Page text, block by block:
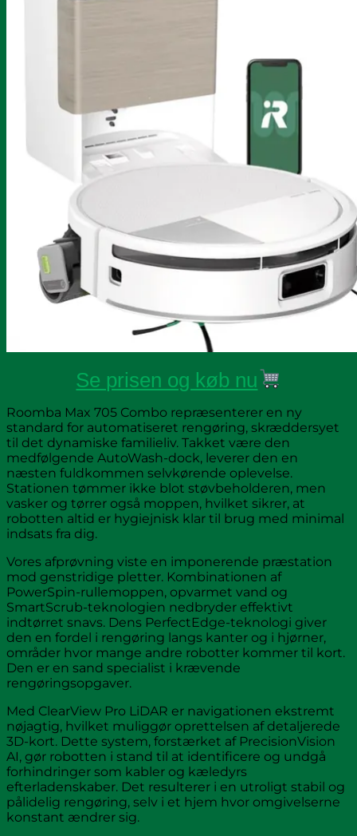
Se prisen og køb nu
Roomba Max 705 Combo repræsenterer en ny
standard for automatiseret rengøring, skræddersyet
til det dynamiske familieliv. Takket være den
medfølgende AutoWash-dock, leverer den en
næsten fuldkommen selvkørende oplevelse.
Stationen tømmer ikke blot støvbeholderen, men
vasker og tørrer også moppen, hvilket sikrer, at
robotten altid er hygiejnisk klar til brug med minimal
indsats fra dig.
Vores afprøvning viste en imponerende præstation
mod genstridige pletter. Kombinationen af
PowerSpin-rullemoppen, opvarmet vand og
SmartScrub-teknologien nedbryder effektivt
indtørret snavs. Dens PerfectEdge-teknologi giver
den en fordel i rengøring langs kanter og i hjørner,
områder hvor mange andre robotter kommer til kort.
Den er en sand specialist i krævende
rengøringsopgaver.
Med ClearView Pro LiDAR er navigationen ekstremt
nøjagtig, hvilket muliggør oprettelsen af detaljerede
3D-kort. Dette system, forstærket af PrecisionVision
AI, gør robotten i stand til at identificere og undgå
forhindringer som kabler og kæledyrs
efterladenskaber. Det resulterer i en utroligt stabil og
pålidelig rengøring, selv i et hjem hvor omgivelserne
konstant ændrer sig.